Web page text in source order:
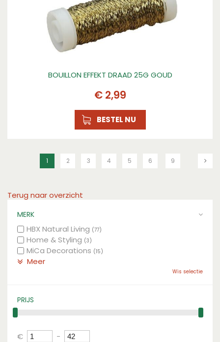
BOUILLON EFFEKT DRAAD 25G GOUD
€ 2,99
BESTEL NU
1 2 3 4 5 6 9
Terug naar overzicht
MERK
HBX Natural Living (77)
Home & Styling (3)
MiCa Decorations (15)
Meer
Wis selectie
PRIJS
€ -